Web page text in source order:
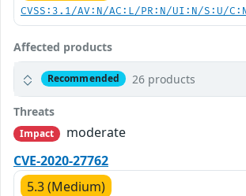
CVSS:3.1/AV:N/AC:L/PR:N/UI:N/S:U/
Affected products
Recommended 26 products
Threats
Impact
moderate
CVE-2020-27762
5.3 (Medium)